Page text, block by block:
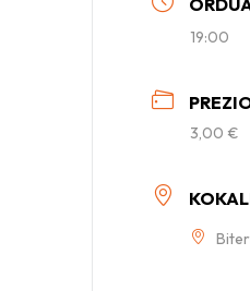
19:00
3,00 €